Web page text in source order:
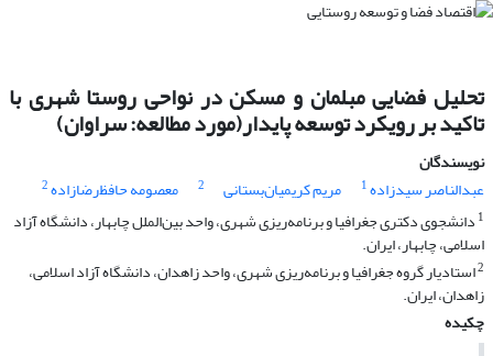
تحلیل فضایی مبلمان و مسکن در نواحی روستا شهری با
تاکید بر رویکرد توسعه پایدار(مورد مطالعه: سراوان)
نویسندگان
عبدالناصر سیدزاده1 مریم کریمیان‌بستانی 2 معصومه حافظ‌رضازاده2
1 دانشجوی دکتری جغرافیا و برنامه‌ریزی شهری، واحد بین‌الملل چابهار، دانشگاه آزاد
اسلامی، چابهار، ایران.
2استادیار گروه جغرافیا و برنامه‌ریزی شهری، واحد زاهدان، دانشگاه آزاد اسلامی،
زاهدان، ایران.
چکیده